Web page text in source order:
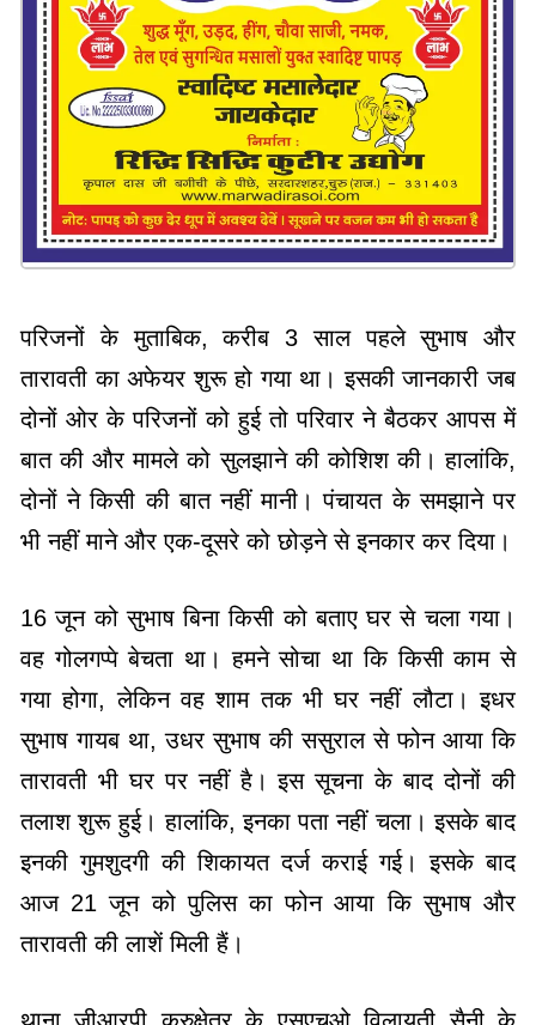
परिजनों के मुताबिक, करीब 3 साल पहले सुभाष और
तारावती का अफेयर शुरू हो गया था। इसकी जानकारी जब
दोनों ओर के परिजनों को हुई तो परिवार ने बैठकर आपस में
बात की और मामले को सुलझाने की कोशिश की। हालांकि,
दोनों ने किसी की बात नहीं मानी। पंचायत के समझाने पर
भी नहीं माने और एक-दूसरे को छोड़ने से इनकार कर दिया।
16 जून को सुभाष बिना किसी को बताए घर से चला गया।
वह गोलगप्पे बेचता था। हमने सोचा था कि किसी काम से
गया होगा, लेकिन वह शाम तक भी घर नहीं लौटा। इधर
सुभाष गायब था, उधर सुभाष की ससुराल से फोन आया कि
तारावती भी घर पर नहीं है। इस सूचना के बाद दोनों की
तलाश शुरू हुई। हालांकि, इनका पता नहीं चला। इसके बाद
इनकी गुमशुदगी की शिकायत दर्ज कराई गई। इसके बाद
आज 21 जून को पुलिस का फोन आया कि सुभाष और
तारावती की लाशें मिली हैं।